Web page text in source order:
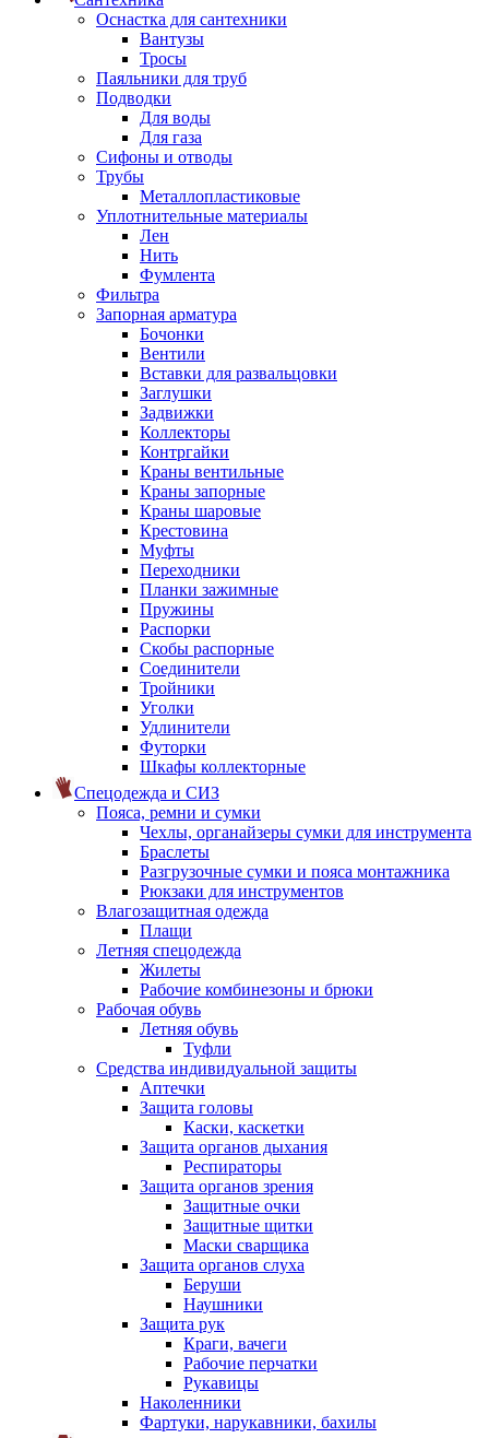
Оснастка для сантехники
Вантузы
Тросы
Паяльники для труб
Подводки
Для воды
Для газа
Сифоны и отводы
Трубы
Металлопластиковые
Уплотнительные материалы
Лен
Нить
Фумлента
Фильтра
Запорная арматура
Бочонки
Вентили
Вставки для развальцовки
Заглушки
Задвижки
Коллекторы
Контргайки
Краны вентильные
Краны запорные
Краны шаровые
Крестовина
Муфты
Переходники
Планки зажимные
Пружины
Распорки
Скобы распорные
Соединители
Тройники
Уголки
Удлинители
Футорки
Шкафы коллекторные
Спецодежда и СИЗ
Пояса, ремни и сумки
Чехлы, органайзеры сумки для инструмента
Браслеты
Разгрузочные сумки и пояса монтажника
Рюкзаки для инструментов
Влагозащитная одежда
Плащи
Летняя спецодежда
Жилеты
Рабочие комбинезоны и брюки
Рабочая обувь
Летняя обувь
Туфли
Средства индивидуальной защиты
Аптечки
Защита головы
Каски, каскетки
Защита органов дыхания
Респираторы
Защита органов зрения
Защитные очки
Защитные щитки
Маски сварщика
Защита органов слуха
Беруши
Наушники
Защита рук
Краги, вачеги
Рабочие перчатки
Рукавицы
Наколенники
Фартуки, нарукавники, бахилы